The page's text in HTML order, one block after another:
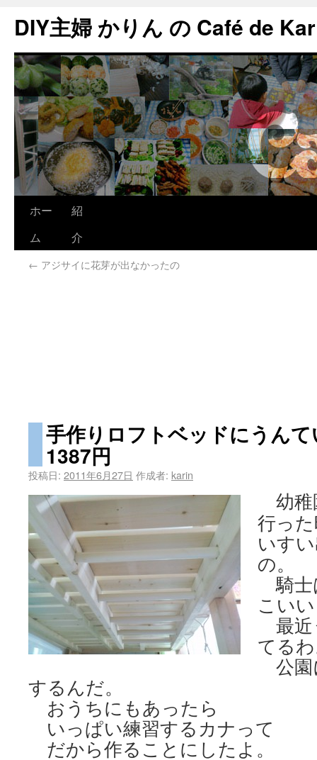
DIY主婦 かりん の Café de
ホー
ム
紹
介
← アジサイに花芽が出なかったの
手作りロフトベッドにうん
1387円
投稿日: 2011年6月27日 作成者: karin
幼稚
行っ
いす
の。
騎士
こい
最近
てる
公園
するんだ。
おうちにもあったら
いっぱい練習するカナって
だから作ることにしたよ。